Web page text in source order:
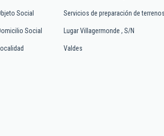
Social Servicios de preparación de
Social Lugar Villagermonde , S/N
Localidad Valdes